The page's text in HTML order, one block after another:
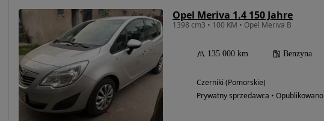
Opel Meriva 1.4 150 Jahre
1398 cm3 • 100 KM • Opel Meriva B
135 000 km Benzyna
Czerniki (Pomorskie)
Prywatny sprzedawca • Opublikowano